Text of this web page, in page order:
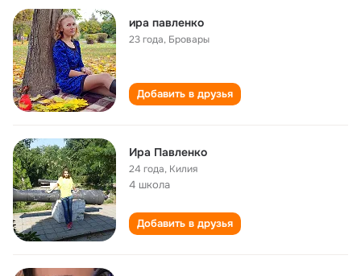
ира павленко
23 года, Бровары
Добавить в друзья
Ира Павленко
24 года, Килия
4 школа
Добавить в друзья